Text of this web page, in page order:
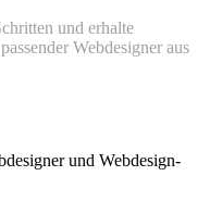
und erhalte
Webdesigner aus
und Webdesign-